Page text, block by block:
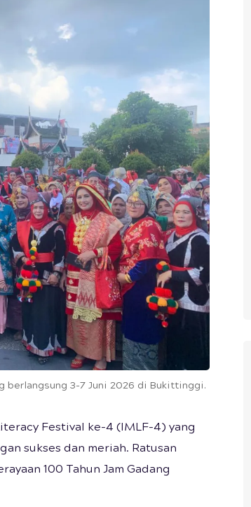
berlangsung 3-7 Juni 2026 di Bukittinggi.
Festival ke-4 (IMLF-4) yang
sukses dan meriah. Ratusan
100 Tahun Jam Gadang